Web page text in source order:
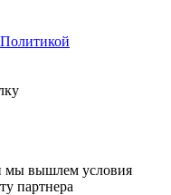
Политикой
мы вышлем условия
партнера